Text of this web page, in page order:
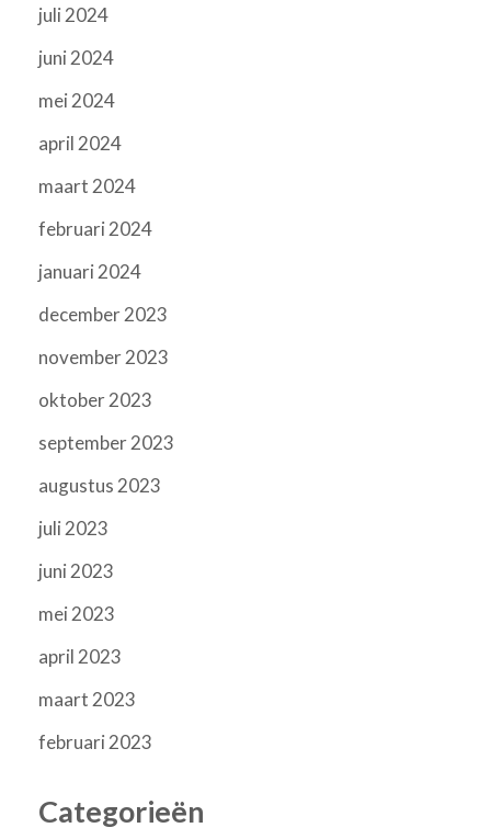
juli 2024
juni 2024
mei 2024
april 2024
maart 2024
februari 2024
januari 2024
december 2023
november 2023
oktober 2023
september 2023
augustus 2023
juli 2023
juni 2023
mei 2023
april 2023
maart 2023
februari 2023
Categorieën